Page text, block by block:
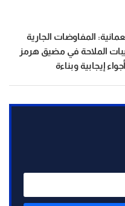
المفاوضات الجارية
الملاحة في مضيق هرمز
إيجابية وبناءة